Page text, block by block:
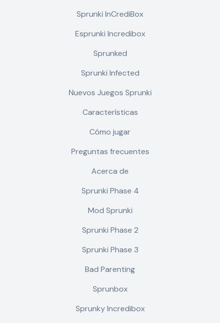
Sprunki InCrediBox
Esprunki Incredibox
Sprunked
Sprunki Infected
Nuevos Juegos Sprunki
Características
Cómo jugar
Preguntas frecuentes
Acerca de
Sprunki Phase 4
Mod Sprunki
Sprunki Phase 2
Sprunki Phase 3
Bad Parenting
Sprunbox
Sprunky Incredibox